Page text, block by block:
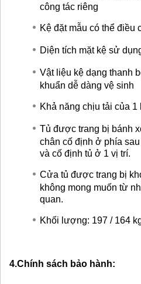
công tác riêng
Kệ đặt mẫu có thể điều
Diện tích mặt kệ sử
Vật liệu kệ dạng thanh
khuẩn dễ dàng vệ sinh
Khả năng chịu tải của 1
Tủ được trang bị bánh
chân cố định ở phía
và cố định tủ ở 1 vị trí.
Cửa tủ được trang bị
không mong muốn từ
quan.
Khối lượng: 197 / 164
4.Chính sách bảo hành: